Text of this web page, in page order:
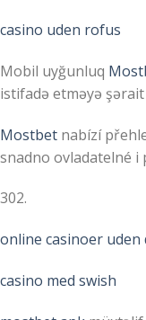
casino uden rofus
Mobil uyğunluq
istifadə etməyə şərait
Mostbet nabízí
snadno ovladatelné i
302.
online casinoer uden
casino med swish